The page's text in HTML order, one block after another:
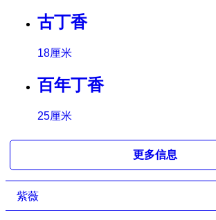
古丁香
18厘米
百年丁香
25厘米
更多信息
紫薇